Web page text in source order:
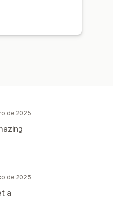
de 2025
de 2025
a